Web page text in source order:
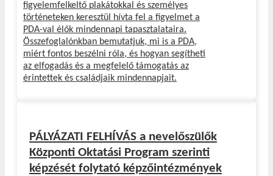
figyelemfelkeltő plakátokkal és személyes
történeteken keresztül hívta fel a figyelmet a
PDA-val élők mindennapi tapasztalataira.
Összefoglalónkban bemutatjuk, mi is a PDA,
miért fontos beszélni róla, és hogyan segítheti
az elfogadás és a megfelelő támogatás az
érintettek és családjaik mindennapjait.
PÁLYÁZATI FELHÍVÁS a nevelőszülők
Központi Oktatási Program szerinti
képzését folytató képzőintézmények